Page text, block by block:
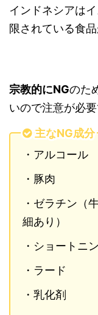
インドネシアは
限されている食品
宗教的にNGのた
いので注意が必要
主なNG成分
・アルコール
・豚肉
・ゼラチン（
細あり）
・ショートニ
・ラード
・乳化剤